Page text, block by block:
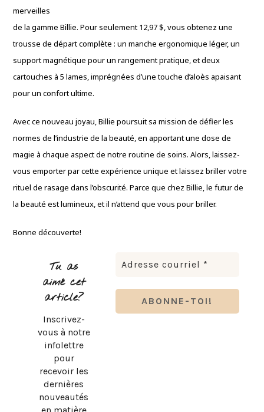
merveilles
de la gamme Billie. Pour seulement 12,97 $, vous obtenez une
trousse de départ complète : un manche ergonomique léger, un
support magnétique pour un rangement pratique, et deux
cartouches à 5 lames, imprégnées d’une touche d’aloès apaisant
pour un confort ultime.
Avec ce nouveau joyau, Billie poursuit sa mission de défier les
normes de l’industrie de la beauté, en apportant une dose de
magie à chaque aspect de notre routine de soins. Alors, laissez-
vous emporter par cette expérience unique et laissez briller votre
rituel de rasage dans l’obscurité. Parce que chez Billie, le futur de
la beauté est lumineux, et il n’attend que vous pour briller.
Bonne découverte!
Tu as
aimé cet
article?
Inscrivez-
vous à notre
infolettre
pour
recevoir les
dernières
nouveautés